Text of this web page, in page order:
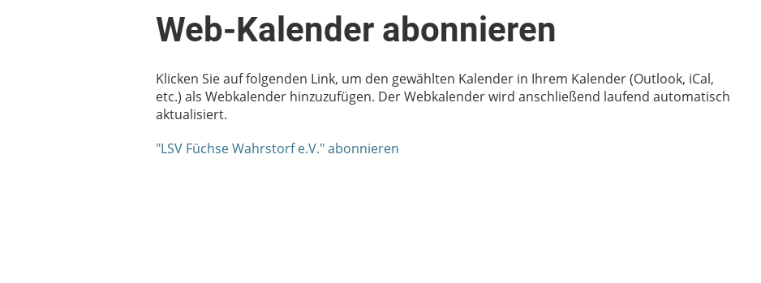
Web-Kalender abonnieren
Klicken Sie auf folgenden Link, um den gewählten Kalender in Ihrem Kalender (Outlook, iCal,
etc.) als Webkalender hinzuzufügen. Der Webkalender wird anschließend laufend automatisch
aktualisiert.
"LSV Füchse Wahrstorf e.V." abonnieren